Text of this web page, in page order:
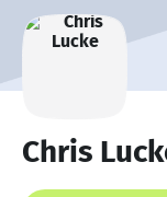
Chris